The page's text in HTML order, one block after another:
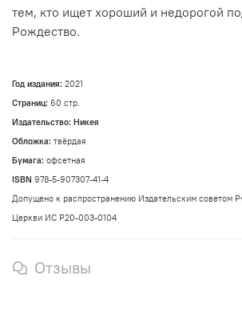
тем, кто ищет хороший и недорогой
Рождество.
Год издания: 2021
Страниц: 60 стр.
Издательство: Никея
Обложка: твёрдая
Бумага: офсетная
ISBN 978-5-907307-41-4
Допущено к распространению Издательским советом
Церкви ИС Р20-003-0104
Отзывы